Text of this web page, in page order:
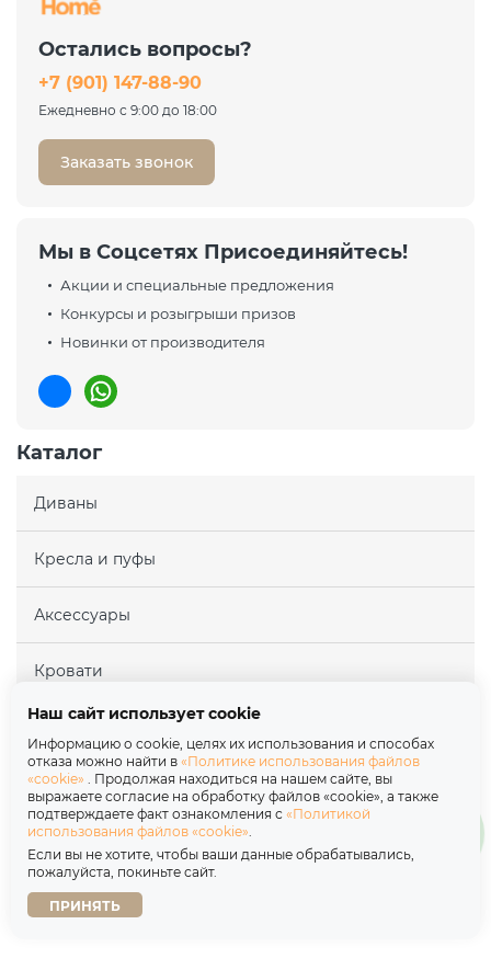
Остались вопросы?
+7 (901) 147-88-90
Ежедневно с 9:00 до 18:00
Заказать звонок
Мы в Соцсетях Присоединяйтесь!
Акции и специальные предложения
Конкурсы и розыгрыши призов
Новинки от производителя
Каталог
Диваны
Кресла и пуфы
Аксессуары
Кровати
Покупателям
Партнерам
О нас
Наш сайт использует cookie
Информацию о cookie, целях их использования и способах
отказа можно найти в «Политике использования файлов
«cookie» . Продолжая находиться на нашем сайте, вы
выражаете согласие на обработку файлов «cookie», а также
подтверждаете факт ознакомления с «Политикой
использования файлов «cookie».
Если вы не хотите, чтобы ваши данные обрабатывались,
пожалуйста, покиньте сайт.
ПРИНЯТЬ